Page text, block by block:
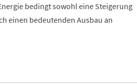
bedingt sowohl eine Steigerung
einen bedeutenden Ausbau an